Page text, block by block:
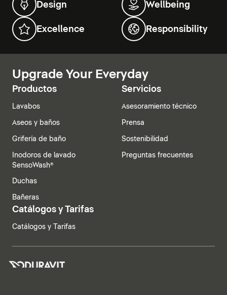
Design Wellbeing
Excellence Responsibility
Upgrade Your Everyday
Productos
Lavabos
Aseos y baños
Grifería de baño
Inodoros de lavado
SensoWash®
Duchas
Bañeras
Servicios
Asesoramiento técnico
Prensa
Sostenibilidad
Preguntas frecuentes
Catálogos y Tarifas
Catálogos y Tarifas